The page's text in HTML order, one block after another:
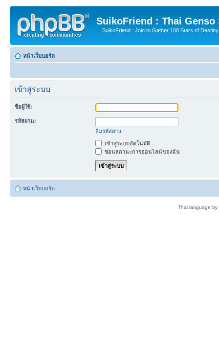
SuikoFriend : Thai Genso
... SuikoFriend : Join to Gather 108 Stars of
หน้าเว็บบอร์ด
เข้าสู่ระบบ
ชื่อผู้ใช้:
รหัสผ่าน:
ลืมรหัสผ่าน
เข้าสู่ระบบอัตโนมัติ
ซ่อนสถานะการออนไลน์ของฉัน
หน้าเว็บบอร์ด
Thai language by